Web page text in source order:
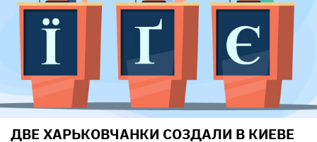
ДВЕ ХАРЬКОВЧАНКИ СОЗДАЛИ В КИЕВЕ